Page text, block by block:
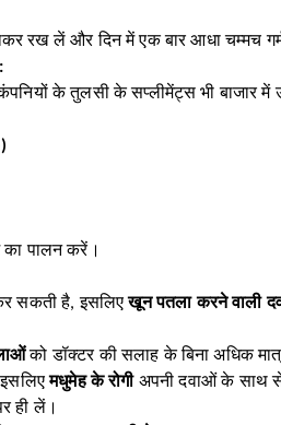
रख लें और दिन में एक बार आधा चम्मच
के तुलसी के सप्लीमेंट्स भी बाजार
का पालन करें।
सकती है, इसलिएखून पतला करने वाली
को डॉक्टर की सलाह के बिना अधिक
इसलिएमधुमेह के रोगीअपनी दवाओं के साथ
ही लें।